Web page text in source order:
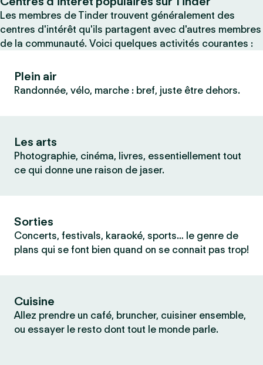
Les membres de Tinder trouvent généralement des
centres d'intérêt qu'ils partagent avec d'autres membres
de la communauté. Voici quelques activités courantes :
Plein air
Randonnée, vélo, marche : bref, juste être dehors.
Les arts
Photographie, cinéma, livres, essentiellement tout
ce qui donne une raison de jaser.
Sorties
Concerts, festivals, karaoké, sports… le genre de
plans qui se font bien quand on se connait pas trop!
Cuisine
Allez prendre un café, bruncher, cuisiner ensemble,
ou essayer le resto dont tout le monde parle.